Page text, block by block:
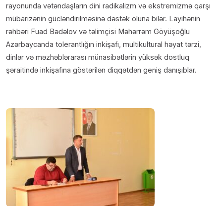
rayonunda vətəndaşların dini radikalizm və ekstremizmə qarşı
mübarizənin gücləndirilməsinə dəstək oluna bilər. Layihənin
rəhbəri Fuad Bədəlov və təlimçisi Məhərrəm Göyüşoğlu
Azərbaycanda tolerantlığın inkişafı, multikultural həyat tərzi,
dinlər və məzhəblərarası münasibətlərin yüksək dostluq
şəraitində inkişafına göstərilən diqqətdən geniş danışıblar.